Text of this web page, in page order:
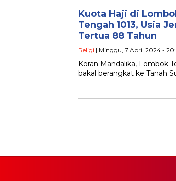
Kuota Haji di
Tengah 1013, Usia
Tertua 88 Tahun
Religi | Minggu, 7 April 2024 -
Koran Mandalika, Lombok
bakal berangkat ke Tanah